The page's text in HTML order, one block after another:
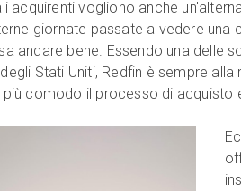
acquirenti vogliono anche
giornate passate a vedere
andare bene. Essendo una delle
Stati Uniti, Redfin è sempre
più comodo il processo di acquisto